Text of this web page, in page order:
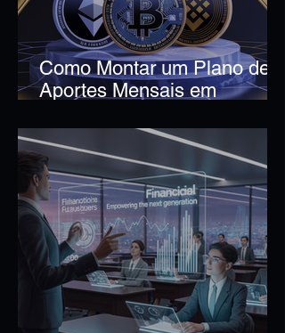
Como Montar um Plano de
Aportes Mensais em
Estratégico